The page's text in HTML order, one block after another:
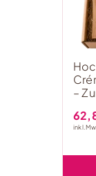
–
inkl.